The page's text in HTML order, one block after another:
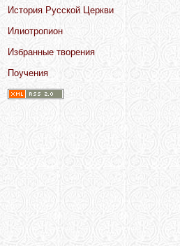
История Русской Церкви
Илиотропион
Избранные творения
Поучения